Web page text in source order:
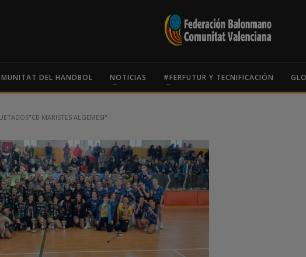
DEL HANDBOL NOTICIAS #FERFUTUR Y TECNIFICACIÓN
MARISTES ALGEMESI"